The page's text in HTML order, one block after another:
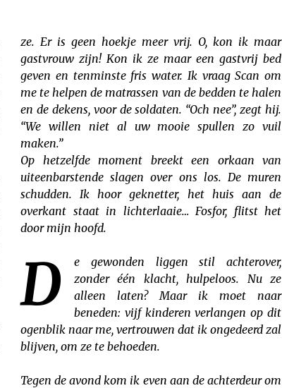
ze. Er is geen hoekje meer vrij. O, kon ik maar
gastvrouw zijn! Kon ik ze maar een gastvrij bed
geven en tenminste fris water. Ik vraag Scan om
me te helpen de matrassen van de bedden te halen
en de dekens, voor de soldaten. “Och nee”, zegt hij.
“We willen niet al uw mooie spullen zo vuil
maken.”
Op hetzelfde moment breekt een orkaan van
uiteenbarstende slagen over ons los. De muren
schudden. Ik hoor geknetter, het huis aan de
overkant staat in lichterlaaie… Fosfor, flitst het
door mijn hoofd.
D
e gewonden liggen stil achterover,
zonder één klacht, hulpeloos. Nu ze
alleen laten? Maar ik moet naar
beneden: vijf kinderen verlangen op dit
ogenblik naar me, vertrouwen dat ik ongedeerd zal
blijven, om ze te behoeden.
Tegen de avond kom ik even aan de achterdeur om